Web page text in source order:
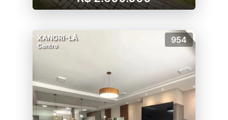
XANGRI-LÁ
Centro
954